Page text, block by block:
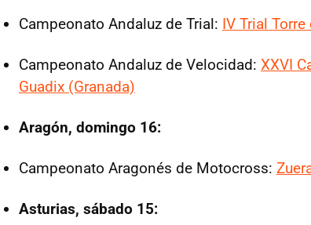
Campeonato Andaluz de Trial: IV Trial
Campeonato Andaluz de Velocidad: XXVI
Guadix (Granada)
Aragón, domingo 16:
Campeonato Aragonés de Motocross:
Asturias, sábado 15: